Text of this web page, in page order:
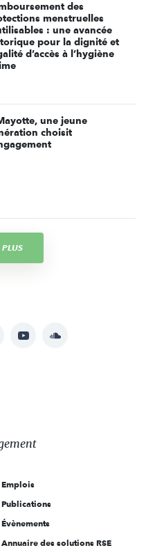
des
menstruelles
: une avancée
pour la dignité et
d’accès à l’hygiène
une jeune
choisit
YouTubeSoundcloud
Emplois
Publications
Évènements
Annuaire des solutions RSE